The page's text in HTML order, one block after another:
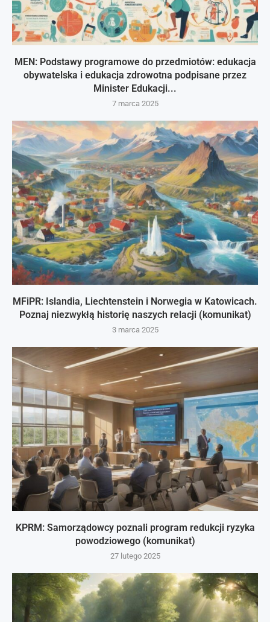
MEN: Podstawy programowe do przedmiotów: edukacja
obywatelska i edukacja zdrowotna podpisane przez
Minister Edukacji...
7 marca 2025
MFiPR: Islandia, Liechtenstein i Norwegia w Katowicach.
Poznaj niezwykłą historię naszych relacji (komunikat)
3 marca 2025
KPRM: Samorządowcy poznali program redukcji ryzyka
powodziowego (komunikat)
27 lutego 2025